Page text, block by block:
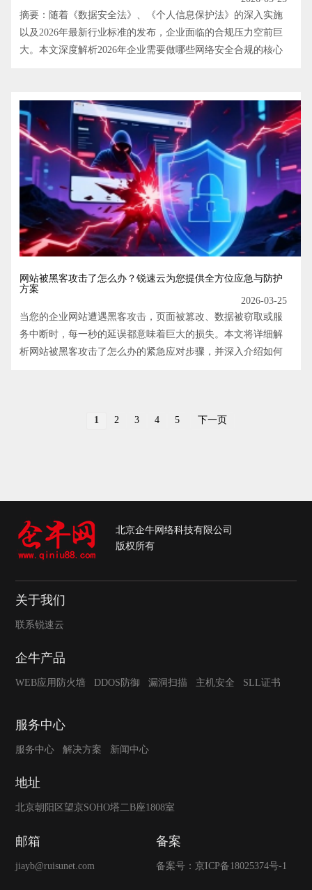
摘要：随着《数据安全法》、《个人信息保护法》的深入实施
以及2026年最新行业标准的发布，企业面临的合规压力空前巨
大。本文深度解析2026年企业需要做哪些网络安全合规的核心
本、高效率地通过等保测评与各项安全审计。
​网站被黑客攻击了怎么办？锐速云为您提供全方位应急与防护
方案
2026-03-25
当您的企业网站遭遇黑客攻击，页面被篡改、数据被窃取或服
务中断时，每一秒的延误都意味着巨大的损失。本文将详细解
析网站被黑客攻击了怎么办的紧急应对步骤，并深入介绍如何
1 2 3 4 5 下一页
北京企牛网络科技有限公司
版权所有
关于我们
联系锐速云
企牛产品
WEB应用防火墙 DDOS防御 漏洞扫描 主机安全 SLL证书
服务中心
服务中心 解决方案 新闻中心
地址
北京朝阳区望京SOHO塔二B座1808室
邮箱
jiayb@ruisunet.com
备案
备案号： 京ICP备18025374号-1